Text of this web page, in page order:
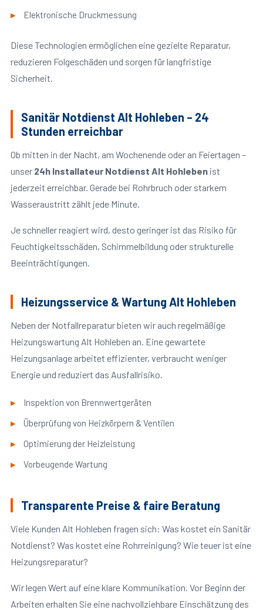
Elektronische Druckmessung
Diese Technologien ermöglichen eine gezielte Reparatur,
reduzieren Folgeschäden und sorgen für langfristige
Sicherheit.
Sanitär Notdienst Alt Hohleben – 24
Stunden erreichbar
Ob mitten in der Nacht, am Wochenende oder an Feiertagen –
unser 24h Installateur Notdienst Alt Hohlebenist
jederzeit erreichbar. Gerade bei Rohrbruch oder starkem
Wasseraustritt zählt jede Minute.
Je schneller reagiert wird, desto geringer ist das Risiko für
Feuchtigkeitsschäden, Schimmelbildung oder strukturelle
Beeinträchtigungen.
Heizungsservice & Wartung Alt Hohleben
Neben der Notfallreparatur bieten wir auch regelmäßige
Heizungswartung Alt Hohleben an. Eine gewartete
Heizungsanlage arbeitet effizienter, verbraucht weniger
Energie und reduziert das Ausfallrisiko.
Inspektion von Brennwertgeräten
Überprüfung von Heizkörpern & Ventilen
Optimierung der Heizleistung
Vorbeugende Wartung
Transparente Preise & faire Beratung
Viele Kunden Alt Hohleben fragen sich: Was kostet ein Sanitär
Notdienst? Was kostet eine Rohrreinigung? Wie teuer ist eine
Heizungsreparatur?
Wir legen Wert auf eine klare Kommunikation. Vor Beginn der
Arbeiten erhalten Sie eine nachvollziehbare Einschätzung des